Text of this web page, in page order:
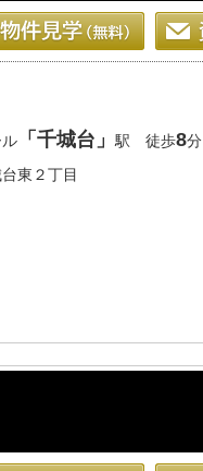
「千城台」駅 徒歩8分
東２丁目